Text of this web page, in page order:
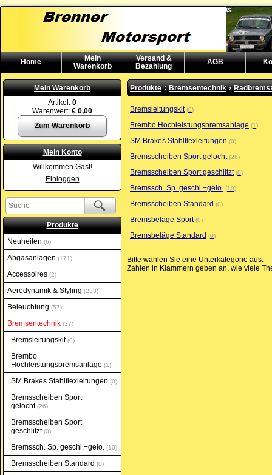
Home
Mein
Warenkorb
Versand &
Bezahlung
AGB
Mein Warenkorb
Artikel: 0
Warenwert: € 0,00
Zum Warenkorb
Mein Konto
Willkommen Gast!
Einloggen
Produkte
Neuheiten
6
Abgasanlagen 171
Accessoires 2
Aerodynamik & Styling 233
Beleuchtung 57
Bremsentechnik 37
Bremsleitungskit 0
Brembo
Hochleistungsbremsanlage
1
SM Brakes Stahlflexleitungen 0
Bremsscheiben Sport
gelocht 26
Bremsscheiben Sport
geschlitzt 0
Bremssch. Sp. geschl.+gelo. 10
Bremsscheiben Standard 0
Produkte : Bremsentechnik ›
Bremsleitungskit 0
Brembo Hochleistungsbremsanlage 1
SM Brakes Stahlflexleitungen 0
Bremsscheiben Sport gelocht 26
Bremsscheiben Sport geschlitzt 0
Bremssch. Sp. geschl.+gelo. 10
Bremsscheiben Standard 0
Bremsbeläge Sport 0
Bremsbeläge Standard 0
Bitte wählen Sie eine Unterkategorie aus.
Zahlen in Klammern geben an, wie viele